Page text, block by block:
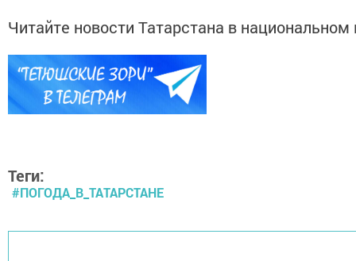
Читайте новости Татарстана в
Теги:
#ПОГОДА_В_ТАТАРСТАНЕ